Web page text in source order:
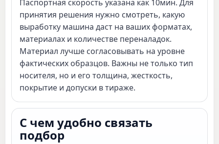
Паспортная скорость указана как 10мин. Для
принятия решения нужно смотреть, какую
выработку машина даст на ваших форматах,
материалах и количестве переналадок.
Материал лучше согласовывать на уровне
фактических образцов. Важны не только тип
носителя, но и его толщина, жесткость,
покрытие и допуски в тираже.
С чем удобно связать
подбор